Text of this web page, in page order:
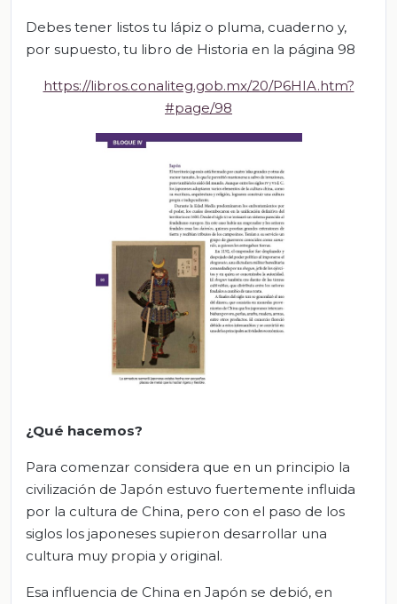
Debes tener listos tu lápiz o pluma, cuaderno y,
por supuesto, tu libro de Historia en la página 98
https://libros.conaliteg.gob.mx/20/P6HIA.htm?
#page/98
¿Qué hacemos?
Para comenzar considera que en un principio la
civilización de Japón estuvo fuertemente influida
por la cultura de China, pero con el paso de los
siglos los japoneses supieron desarrollar una
cultura muy propia y original.
Esa influencia de China en Japón se debió, en